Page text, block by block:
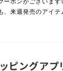
、来週発売のアイ